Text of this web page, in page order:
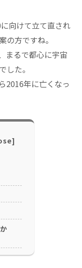
向けて立て直され
の方ですね。
まるで都心に宇宙
した。
2016年に亡くなっ